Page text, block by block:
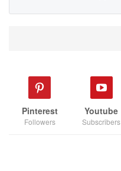
Youtube
Subscribers
Pinterest
Followers